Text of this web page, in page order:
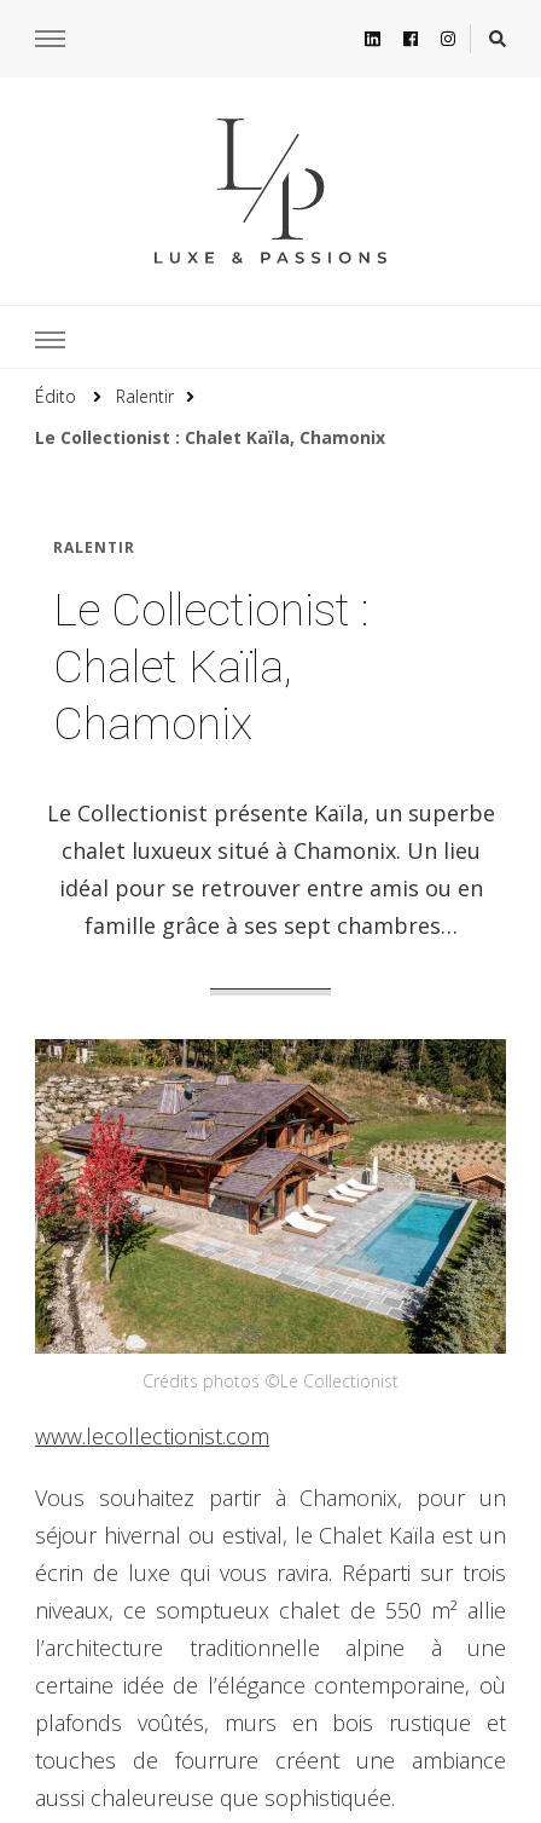
Édito
Ralentir
Le Collectionist : Chalet Kaïla, Chamonix
RALENTIR
Le Collectionist :
Chalet Kaïla,
Chamonix
Le Collectionist présente Kaïla, un superbe
chalet luxueux situé à Chamonix. Un lieu
idéal pour se retrouver entre amis ou en
famille grâce à ses sept chambres…
Crédits photos ©Le Collectionist
www.lecollectionist.com
Vous souhaitez partir à Chamonix, pour un
séjour hivernal ou estival, le Chalet Kaïla est un
écrin de luxe qui vous ravira. Réparti sur trois
niveaux, ce somptueux chalet de 550 m² allie
l’architecture traditionnelle alpine à une
certaine idée de l’élégance contemporaine, où
plafonds voûtés, murs en bois rustique et
touches de fourrure créent une ambiance
aussi chaleureuse que sophistiquée.